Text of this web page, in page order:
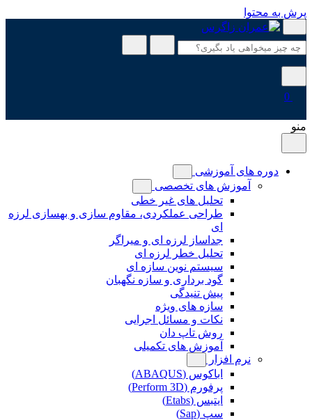
پرش به محتوا
0
منو
دوره های آموزشی
آموزش های تخصصی
تحلیل های غیر خطی
طراحی عملکردی، مقاوم سازی و بهسازی لرزه
ای
جداساز لرزه ای و میراگر
تحلیل خطر لرزه ای
سیستم نوین سازه ای
گود برداری و سازه نگهبان
پیش تنیدگی
سازه های ویژه
نکات و مسائل اجرایی
روش تاپ دان
آموزش های تکمیلی
نرم افزار
اباکوس (ABAQUS)
پرفورم (Perform 3D)
ایتبس (Etabs)
سپ (Sap)